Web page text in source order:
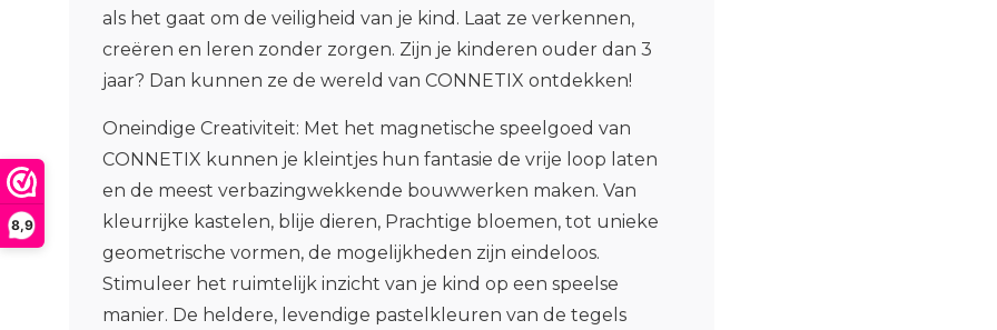
8,9
als het gaat om de veiligheid van je kind. Laat ze verkennen,
creëren en leren zonder zorgen. Zijn je kinderen ouder dan 3
jaar? Dan kunnen ze de wereld van CONNETIX ontdekken!
Oneindige Creativiteit: Met het magnetische speelgoed van
CONNETIX kunnen je kleintjes hun fantasie de vrije loop laten
en de meest verbazingwekkende bouwwerken maken. Van
kleurrijke kastelen, blije dieren, Prachtige bloemen, tot unieke
geometrische vormen, de mogelijkheden zijn eindeloos.
Stimuleer het ruimtelijk inzicht van je kind op een speelse
manier. De heldere, levendige pastelkleuren van de tegels